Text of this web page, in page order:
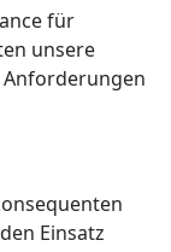
für
unsere
Anforderungen
Einsatz